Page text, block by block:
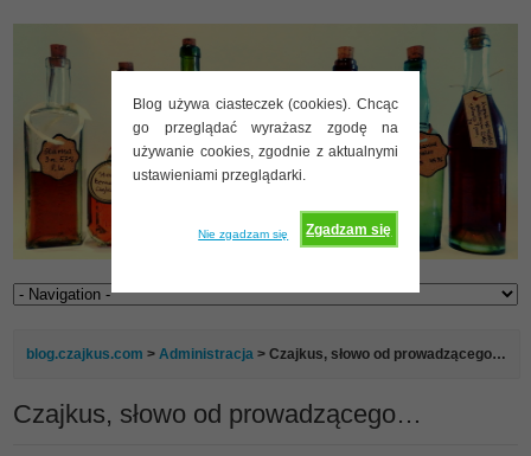
Blog używa ciasteczek (cookies). Chcąc
go przeglądać wyrażasz zgodę na
używanie cookies, zgodnie z aktualnymi
ustawieniami przeglądarki.
Zgadzam się
Nie zgadzam się
blog.czajkus.com > Administracja > Czajkus, słowo od prowadzącego…
Czajkus, słowo od prowadzącego…